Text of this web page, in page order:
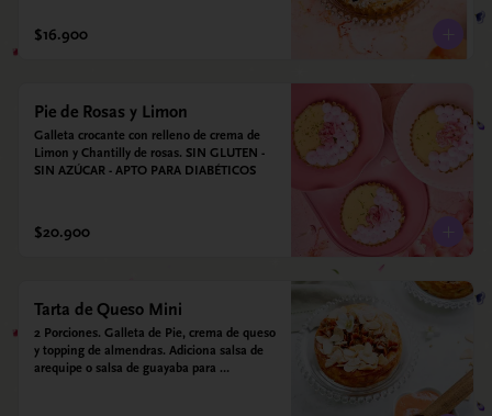
de leche de coco y que envuelve todos los
sabores.
$16.900
Pie de Rosas y Limon
Galleta crocante con relleno de crema de
Limon y Chantilly de rosas. SIN GLUTEN -
SIN AZÚCAR - APTO PARA DIABÉTICOS
$20.900
Tarta de Queso Mini
2 Porciones. Galleta de Pie, crema de queso
y topping de almendras. Adiciona salsa de
arequipe o salsa de guayaba para